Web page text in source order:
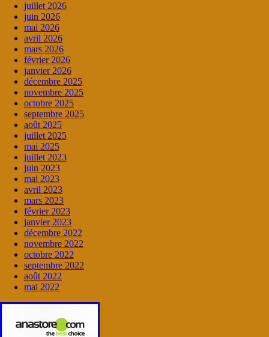
juillet 2026
juin 2026
mai 2026
avril 2026
mars 2026
février 2026
janvier 2026
décembre 2025
novembre 2025
octobre 2025
septembre 2025
août 2025
juillet 2025
mai 2025
juillet 2023
juin 2023
mai 2023
avril 2023
mars 2023
février 2023
janvier 2023
décembre 2022
novembre 2022
octobre 2022
septembre 2022
août 2022
mai 2022